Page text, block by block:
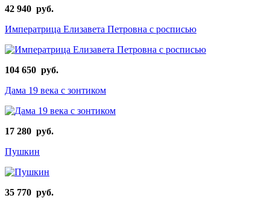
42 940 руб.
Императрица Елизавета Петровна с росписью
104 650 руб.
Дама 19 века с зонтиком
17 280 руб.
Пушкин
35 770 руб.